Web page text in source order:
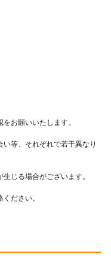
化します。 ・色落ち防
は必ず単品で洗うよう
用が好ましいです。 ・
防ぐため、低温で掛け
い等、それぞれで若干異なり
ださい。